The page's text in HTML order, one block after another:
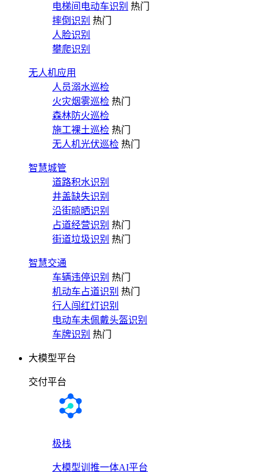
电梯间电动车识别 热门
摔倒识别 热门
人脸识别
攀爬识别
无人机应用
人员溺水巡检
火灾烟雾巡检 热门
森林防火巡检
施工裸土巡检 热门
无人机光伏巡检 热门
智慧城管
道路积水识别
井盖缺失识别
沿街晾晒识别
占道经营识别 热门
街道垃圾识别 热门
智慧交通
车辆违停识别 热门
机动车占道识别 热门
行人闯红灯识别
电动车未佩戴头盔识别
车牌识别 热门
大模型平台
交付平台
极栈
大模型训推一体AI平台